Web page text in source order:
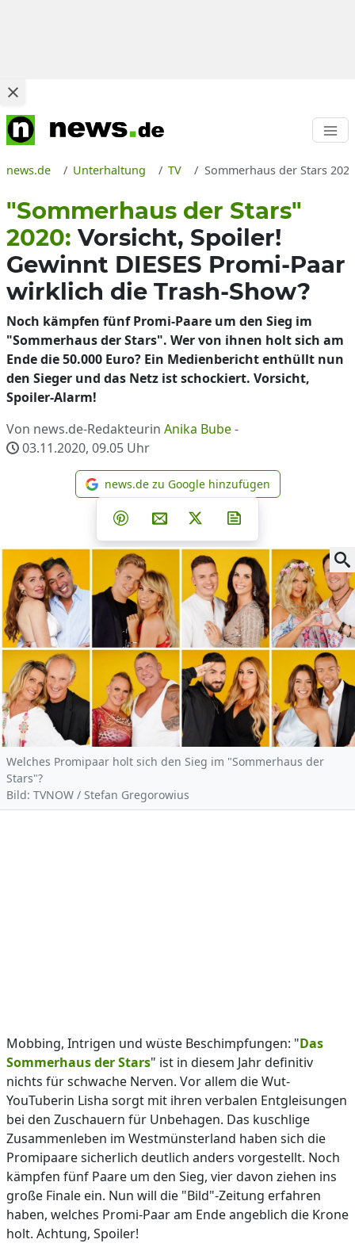
news.de Unterhaltung TV Sommerhaus der Stars
"Sommerhaus der Stars"
2020: Vorsicht, Spoiler!
Gewinnt DIESES Promi-Paar
wirklich die Trash-Show?
Noch kämpfen fünf Promi-Paare um den Sieg im
"Sommerhaus der Stars". Wer von ihnen holt sich am
Ende die 50.000 Euro? Ein Medienbericht enthüllt nun
den Sieger und das Netz ist schockiert. Vorsicht,
Spoiler-Alarm!
Von news.de-Redakteurin Anika Bube-
03.11.2020, 09.05 Uhr
news.de zu Google
news.de zu Google hinzufügen
Teilen auf Facebook
Teilen auf Whatsapp
Teilen auf Telegram
Teilen auf Pinterest
Per E-Mail teilen
Post auf X
Welches Promipaar holt sich den Sieg im "Sommerhaus der
Stars"?
Bild: TVNOW / Stefan Gregorowius
Mobbing, Intrigen und wüste Beschimpfungen: "Das
Sommerhaus der Stars" ist in diesem Jahr definitiv
nichts für schwache Nerven. Vor allem die Wut-
YouTuberin Lisha sorgt mit ihren verbalen Entgleisungen
bei den Zuschauern für Unbehagen. Das kuschlige
Zusammenleben im Westmünsterland haben sich die
Promipaare sicherlich deutlich anders vorgestellt. Noch
kämpfen fünf Paare um den Sieg, vier davon ziehen ins
große Finale ein. Nun will die "Bild"-Zeitung erfahren
haben, welches Promi-Paar am Ende angeblich die Krone
holt. Achtung, Spoiler!